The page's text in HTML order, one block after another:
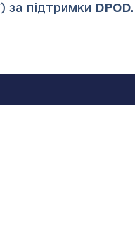
за підтримки DPOD.